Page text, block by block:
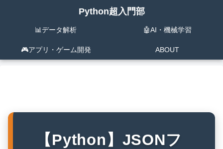
Python超入門部
📊データ解析 🤖AI・機械学習
🎮️アプリ・ゲーム開発 ABOUT
【Python】JSONフ